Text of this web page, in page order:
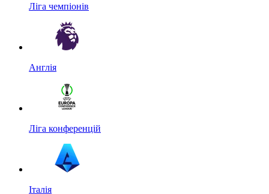
Ліга чемпіонів
Англія
Ліга конференцій
Італія